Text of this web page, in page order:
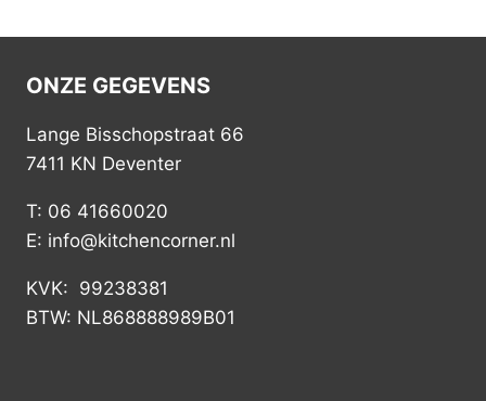
ONZE GEGEVENS
Lange Bisschopstraat 66
7411 KN Deventer
T: 06 41660020
E: info@kitchencorner.nl
KVK: 99238381
BTW: NL868888989B01